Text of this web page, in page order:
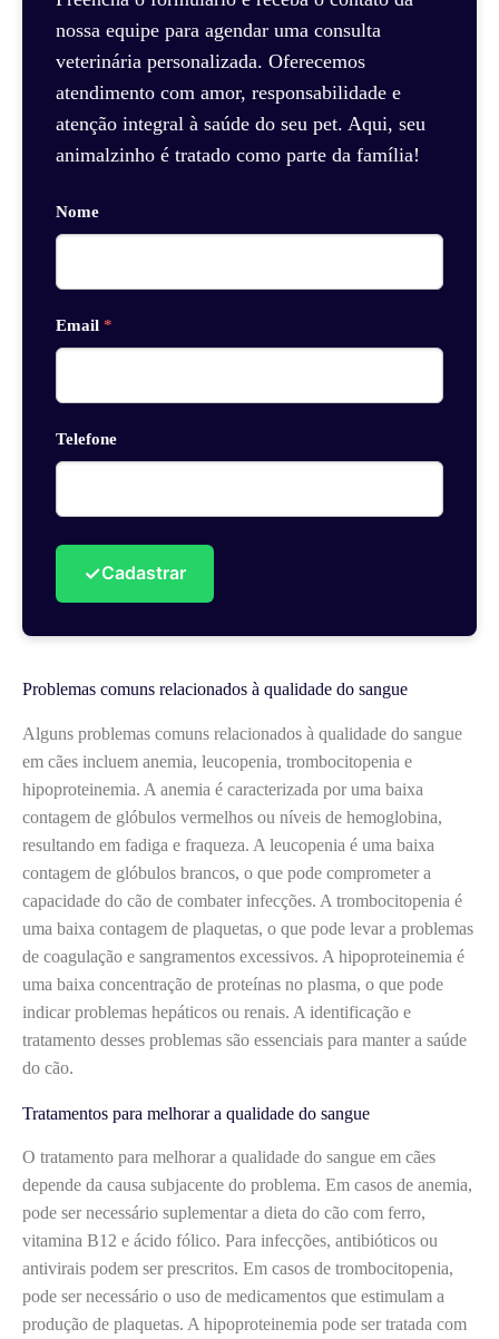
nossa equipe para agendar uma consulta
veterinária personalizada. Oferecemos
atendimento com amor, responsabilidade e
atenção integral à saúde do seu pet. Aqui, seu
animalzinho é tratado como parte da família!
Nome
Email *
Telefone
✓Cadastrar
Problemas comuns relacionados à qualidade do sangue
Alguns problemas comuns relacionados à qualidade do sangue
em cães incluem anemia, leucopenia, trombocitopenia e
hipoproteinemia. A anemia é caracterizada por uma baixa
contagem de glóbulos vermelhos ou níveis de hemoglobina,
resultando em fadiga e fraqueza. A leucopenia é uma baixa
contagem de glóbulos brancos, o que pode comprometer a
capacidade do cão de combater infecções. A trombocitopenia é
uma baixa contagem de plaquetas, o que pode levar a problemas
de coagulação e sangramentos excessivos. A hipoproteinemia é
uma baixa concentração de proteínas no plasma, o que pode
indicar problemas hepáticos ou renais. A identificação e
tratamento desses problemas são essenciais para manter a saúde
do cão.
Tratamentos para melhorar a qualidade do sangue
O tratamento para melhorar a qualidade do sangue em cães
depende da causa subjacente do problema. Em casos de anemia,
pode ser necessário suplementar a dieta do cão com ferro,
vitamina B12 e ácido fólico. Para infecções, antibióticos ou
antivirais podem ser prescritos. Em casos de trombocitopenia,
pode ser necessário o uso de medicamentos que estimulam a
produção de plaquetas. A hipoproteinemia pode ser tratada com